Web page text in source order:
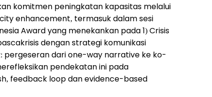
komitmen peningkatan kapasitas melalui
enhancement, termasuk dalam sesi
Award yang menekankan pada 1) Crisis
dengan strategi komunikasi
pergeseran dari one-way narrative ke ko-
pendekatan ini pada
feedback loop dan evidence-based